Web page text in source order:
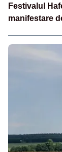
Festivalul
manifestare